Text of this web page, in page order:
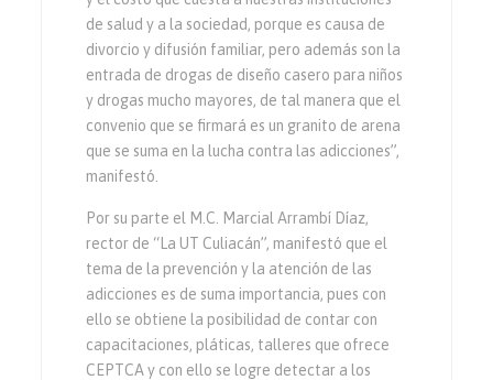
de salud y a la sociedad, porque es causa de
divorcio y difusión familiar, pero además son la
entrada de drogas de diseño casero para niños
y drogas mucho mayores, de tal manera que el
convenio que se firmará es un granito de arena
que se suma en la lucha contra las adicciones”,
manifestó.
Por su parte el M.C. Marcial Arrambí Díaz,
rector de “La UT Culiacán”, manifestó que el
tema de la prevención y la atención de las
adicciones es de suma importancia, pues con
ello se obtiene la posibilidad de contar con
capacitaciones, pláticas, talleres que ofrece
CEPTCA y con ello se logre detectar a los